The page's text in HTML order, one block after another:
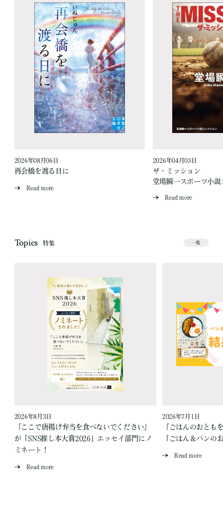
2026年08月06日
再会橋を渡る日に
Read more
2026年04月03日
ザ・ミッション
堂場瞬一スポーツ小説
Read more
Topics 特集 一覧
2026年8月3日
『ここで唐揚げ弁当を食べないでください』
が「SNS推し本大賞2026」エッセイ部門にノ
ミネート！
Read more
2026年7月1日
『ごはんのおとも
「ごはん＆パンの
Read more